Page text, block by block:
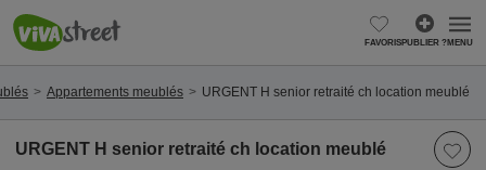
FAVORISPUBLIER ?MENU
Appartements meublés URGENT H senior retraité ch location meublé
URGENT H senior retraité ch location meublé